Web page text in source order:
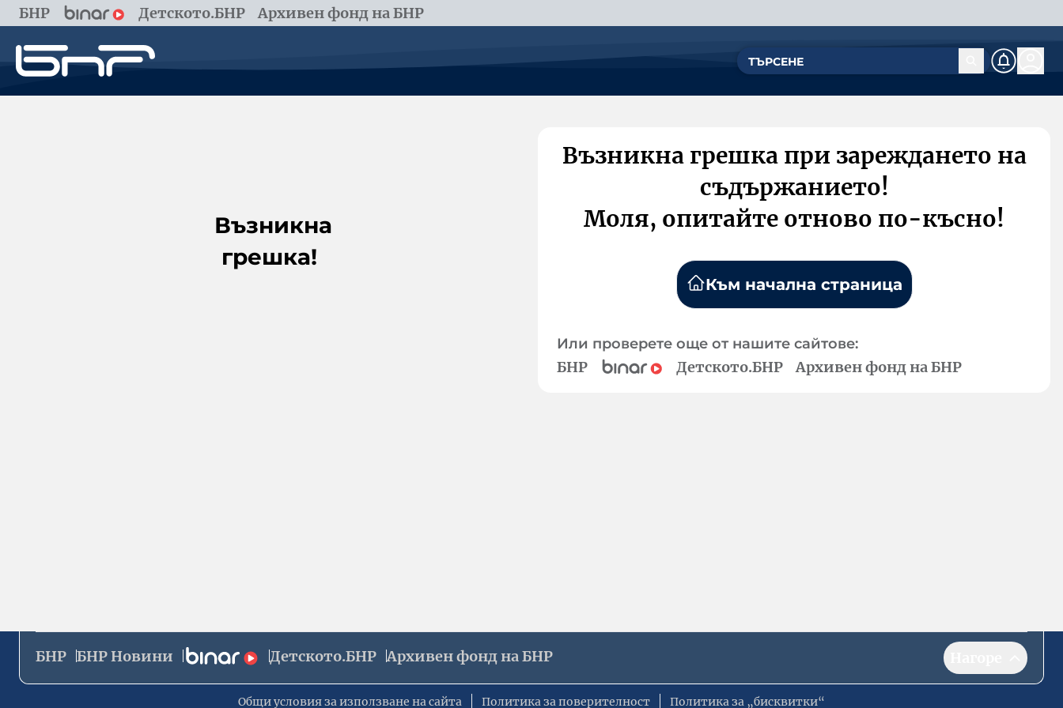
БНР Детското.БНР Архивен фонд на БНР
Възникна
грешка!
Възникна грешка при зареждането на
съдържанието!
Моля, опитайте отново по-късно!
Към начална страница
Или проверете още от нашите сайтове:
БНР Детското.БНР Архивен фонд на БНР
БНР БНР Новини Детското.БНР Архивен фонд на БНР
Общи условия за използване на сайта Политика за поверителност Политика за „бисквитки“